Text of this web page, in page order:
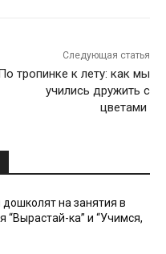
Следующая статья
тропинке к лету: как мы
учились дружить с
цветами
на занятия в
“Вырастай-ка” и “Учимся,